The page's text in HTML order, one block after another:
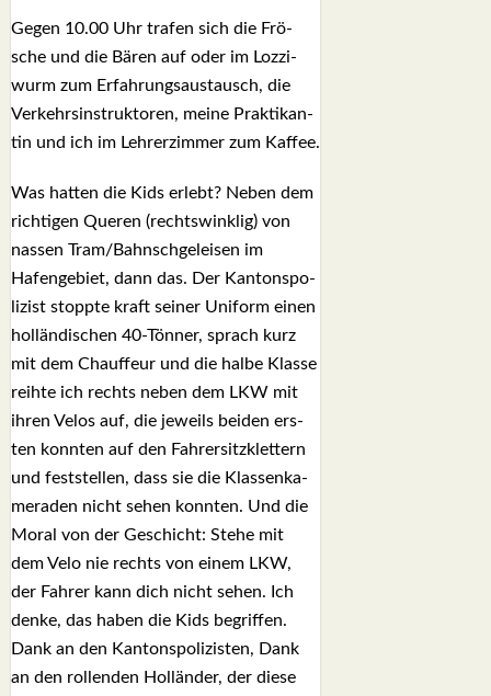
Gegen 10.00 Uhr tra­fen sich die Frö­
sche und die Bären auf oder im Loz­zi­
wurm zum Erfah­rungs­aus­tausch, die
Ver­kehrs­in­struk­to­ren, mei­ne Prak­ti­kan­
tin und ich im Leh­rer­zim­mer zum Kaf­fee.
Was hat­ten die Kids erlebt? Neben dem
rich­ti­gen Que­ren (rechts­wink­lig) von
nas­sen Tram/Bahnschgeleisen im
Hafen­ge­biet, dann das. Der Kan­tons­po­
li­zist stopp­te kraft sei­ner Uni­form einen
hol­län­di­schen 40-Tön­ner, sprach kurz
mit dem Chauf­feur und die hal­be Klas­se
reih­te ich rechts neben dem LKW mit
ihren Velos auf, die jeweils bei­den ers­
ten konn­ten auf den Fah­rer­sitz­klet­tern
und fest­stel­len, dass sie die Klas­sen­ka­
me­ra­den nicht sehen konn­ten. Und die
Moral von der Geschicht: Ste­he mit
dem Velo nie rechts von einem LKW,
der Fah­rer kann dich nicht sehen. Ich
den­ke, das haben die Kids begrif­fen.
Dank an den Kan­tons­po­li­zis­ten, Dank
an den rol­len­den Hol­län­der, der die­se